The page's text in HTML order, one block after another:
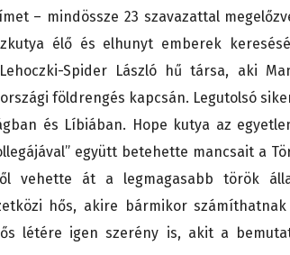
– mindössze 23 szavazattal
élő és elhunyt emberek
Spider László hű társa, aki
földrengés kapcsán. Legutolsó
és Líbiában. Hope kutya az
együtt betehette mancsait a
vehette át a legmagasabb török
hős, akire bármikor
létére igen szerény is, akit a